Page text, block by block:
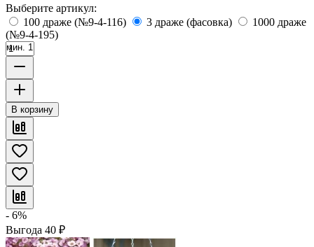
Выберите артикул:
100 драже (№9-4-116)
3 драже (фасовка)
1000 драже
(№9-4-195)
мин. 1
В корзину
- 6%
Выгода 40 ₽